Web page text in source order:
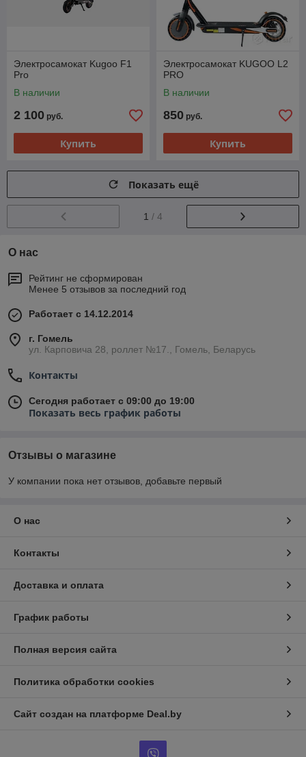
Электросамокат Kugoo F1
Pro
В наличии
2 100 руб.
Купить
Электросамокат KUGOO L2
PRO
В наличии
850 руб.
Купить
Показать ещё
1 / 4
О нас
Рейтинг не сформирован
Менее 5 отзывов за последний год
Работает с 14.12.2014
г. Гомель
ул. Карповича 28, роллет №17., Гомель, Беларусь
Контакты
Сегодня работает с 09:00 до 19:00
Показать весь график работы
Отзывы о магазине
У компании пока нет отзывов, добавьте первый
О нас
Контакты
Доставка и оплата
График работы
Полная версия сайта
Политика обработки cookies
Сайт создан на платформе Deal.by